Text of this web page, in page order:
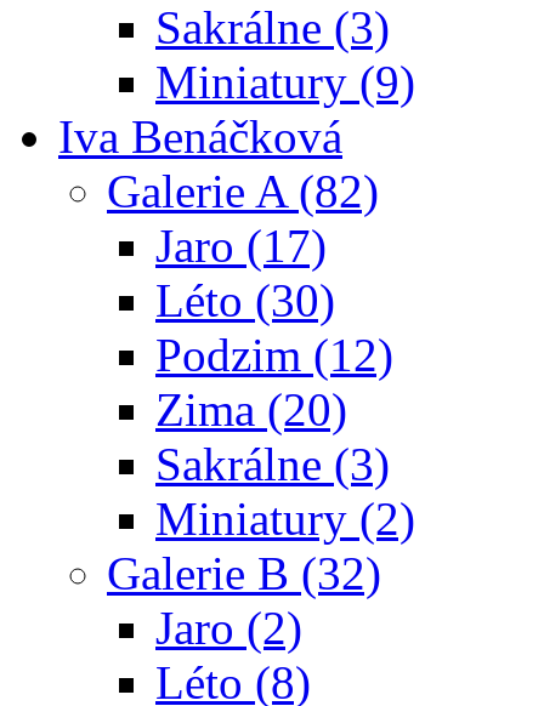
Sakrálne (3)
Miniatury (9)
Iva Benáčková
Galerie A (82)
Jaro (17)
Léto (30)
Podzim (12)
Zima (20)
Sakrálne (3)
Miniatury (2)
Galerie B (32)
Jaro (2)
Léto (8)